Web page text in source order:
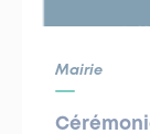
Mairie